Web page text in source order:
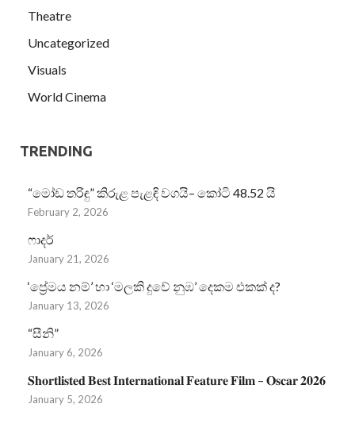
Theatre
Uncategorized
Visuals
World Cinema
TRENDING
“මෝඩ තරිඳු” කිරුළ පැළඳි වගයි– කෝටි 48.52 යි
February 2, 2026
ෆාදර්
January 21, 2026
‘ප්‍රේමය නම්’ හා ‘මලකි දුවේ නුඹ’ දෙකම එකක් ද?
January 13, 2026
“සීනි”
January 6, 2026
𝐒𝐡𝐨𝐫𝐭𝐥𝐢𝐬𝐭𝐞𝐝 𝐁𝐞𝐬𝐭 𝐈𝐧𝐭𝐞𝐫𝐧𝐚𝐭𝐢𝐨𝐧𝐚𝐥 𝐅𝐞𝐚𝐭𝐮𝐫𝐞 𝐅𝐢𝐥𝐦 – 𝐎𝐬𝐜𝐚𝐫 𝟐𝟎𝟐𝟔
January 5, 2026